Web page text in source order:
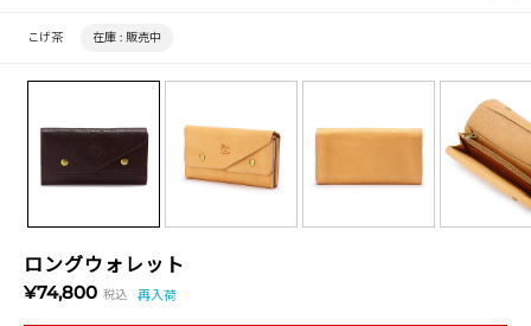
ロングウォレット
¥74,800 税込 再入荷
こげ茶 在庫 : 販売中